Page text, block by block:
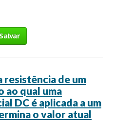
Salvar
resistência de um
ao qual uma
DC é aplicada a um
o valor atual